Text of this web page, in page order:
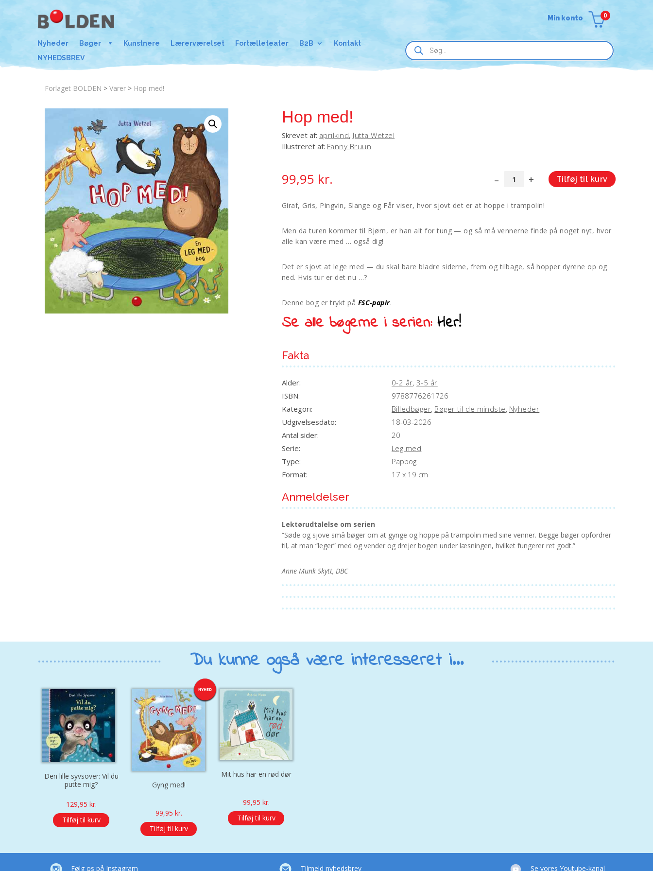
Nyheder Bøger Kunstnere Lærerværelset Fortælleteater B2B
Kontakt
NYHEDSBREV
Min konto 0
Products
search
Forlaget BOLDEN >Varer > Hop med!
Hop med!
Skrevet af: aprilkind, Jutta Wetzel
Illustreret af: Fanny Bruun
99,95 kr.
Hop
antal
Tilføj til kurv
A
Giraf, Gris, Pingvin, Slange og Får viser, hvor sjovt det er at hoppe i trampolin!
Men da turen kommer til Bjørn, er han alt for tung — og så må vennerne finde på noget nyt, hvor
alle kan være med … også dig!
Det er sjovt at lege med — du skal bare bladre siderne, frem og tilbage, så hopper dyrene op og
ned. Hvis tur er det nu …?
Denne bog er trykt på FSC-papir.
Se alle bøgerne i serien:Her!
Fakta
Alder: 0-2 år, 3-5 år
ISBN:
9788776261726
Kategori:
Billedbøger, Bøger til de mindste, Nyheder
Udgivelsesdato:
18-03-2026
Antal sider:
20
Serie:
Leg med
Type:
Papbog
Format:
17 x 19 cm
Anmeldelser
Lektørudtalelse om serien
“Søde og sjove små bøger om at gynge og hoppe på trampolin med sine venner. Begge bøger opfordrer
til, at man “leger” med og vender og drejer bogen under læsningen, hvilket fungerer ret godt.”
Anne Munk Skytt, DBC
Du kunne også være interesseret i...
Den lille syvsover: Vil du
putte mig?
129,95 kr.
Tilføj til kurv
Gyng med!
99,95 kr.
Tilføj til kurv
Mit hus har en rød dør
99,95 kr.
Tilføj til kurv
Følg os på Instagram Tilmeld nyhedsbrev Se vores Youtube-kanal